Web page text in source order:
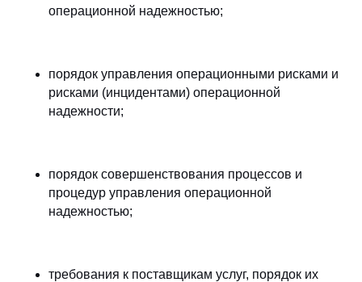
операционной надежностью;
порядок управления операционными рисками и
рисками (инцидентами) операционной
надежности;
порядок совершенствования процессов и
процедур управления операционной
надежностью;
требования к поставщикам услуг, порядок их